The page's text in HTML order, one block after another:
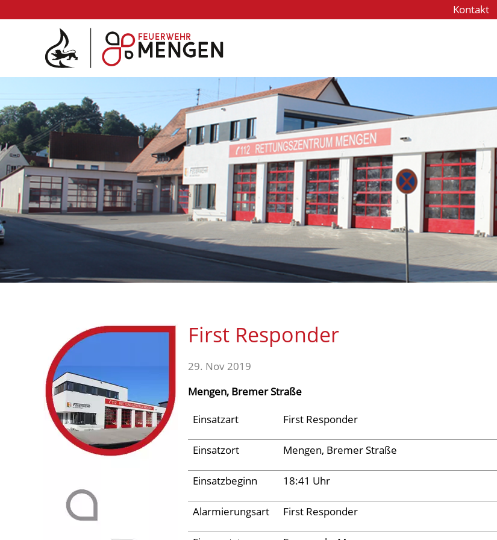
Kontakt
Die Feuerwehr
Abteilungen & Fachdienste
Fahrzeuge
Einsätze
Links
First Responder
29. Nov 2019
Mengen, Bremer Straße
Einsatzart
First Responder
Einsatzort Mengen, Bremer Straße
Einsatzbeginn 18:41 Uhr
Alarmierungsart First Responder